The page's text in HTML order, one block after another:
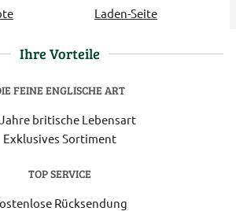
Laden-Seite
Ihre Vorteile
FEINE ENGLISCHE ART
britische Lebensart
Exklusives Sortiment
TOP SERVICE
Rücksendung